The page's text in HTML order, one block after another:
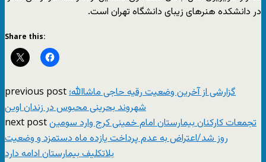
در دانشکده هنرهای زیبای دانشگاه تهران است.
Share this:
previous postگزارشی از آخرین وضعیت رقیه حاجی ماشاالله؛
شهروند بحرینی محبوس در زندان اوین
next postتجمعات کارکنان بیمارستان امام خمینی کرج وارد سومین
روز شد/اعتراض به عدم پرداخت یازده‌ ماه دستمزد و وضعیت
بلاتکلیف بیمارستان ادامه دارد